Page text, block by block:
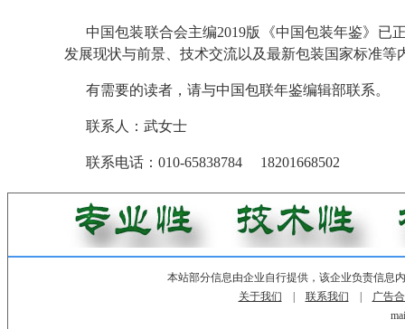
中国包装联合会主编2019版《中国包装年鉴》已
发展现状与前景、技术交流以及最新包装国家标准等
有需要的读者，请与中国包联年鉴编辑部联系。
联系人：武女士
联系电话：010-65838784 18201668502
本站部分信息由企业自行提供，该企业负责信息
关于我们
联系我们
广告